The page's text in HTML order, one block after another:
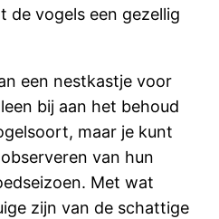
de vogels een gezellig
een nestkastje voor
bij aan het behoud
maar je kunt
van hun
Met wat
zijn van de schattige